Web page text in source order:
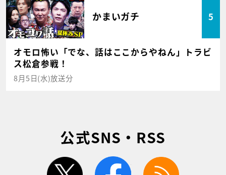
かまいガチ 5
オモロ怖い「でな、話はここからやねん」トラビ
ス松倉参戦！
8月5日(水)放送分
公式SNS・RSS
twitter facebook